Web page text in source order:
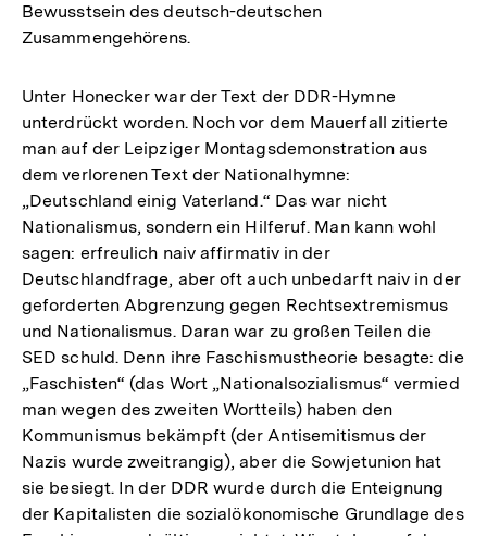
Bewusstsein des deutsch-deutschen
Zusammengehörens.
Unter Honecker war der Text der DDR-Hymne
unterdrückt worden. Noch vor dem Mauerfall zitierte
man auf der Leipziger Montagsdemonstration aus
dem verlorenen Text der Nationalhymne:
„Deutschland einig Vaterland.“ Das war nicht
Nationalismus, sondern ein Hilferuf. Man kann wohl
sagen: erfreulich naiv affirmativ in der
Deutschlandfrage, aber oft auch unbedarft naiv in der
geforderten Abgrenzung gegen Rechtsextremismus
und Nationalismus. Daran war zu großen Teilen die
SED schuld. Denn ihre Faschismustheorie besagte: die
„Faschisten“ (das Wort „Nationalsozialismus“ vermied
man wegen des zweiten Wortteils) haben den
Kommunismus bekämpft (der Antisemitismus der
Nazis wurde zweitrangig), aber die Sowjetunion hat
sie besiegt. In der DDR wurde durch die Enteignung
der Kapitalisten die sozialökonomische Grundlage des